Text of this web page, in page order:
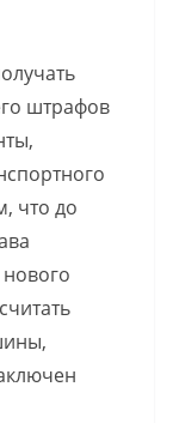
штрафов
что до